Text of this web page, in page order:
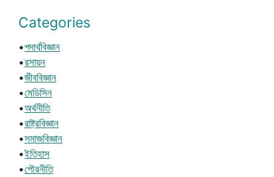
Categories
•পদার্থবিজ্ঞান
•রসায়ন
•জীববিজ্ঞান
•মেডিসিন
•অর্থনীতি
•রাষ্ট্রবিজ্ঞান
•সমাজবিজ্ঞান
•ইতিহাস
•পৌরনীতি